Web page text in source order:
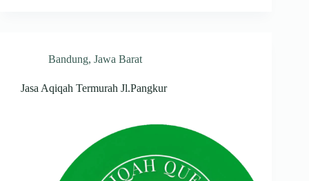
Bandung, Jawa Barat
Jasa Aqiqah Termurah Jl.Pangkur